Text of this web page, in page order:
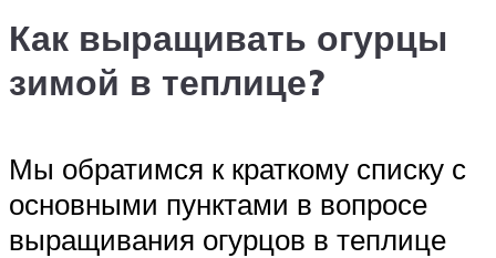
Как выращивать огурцы
зимой в теплице?
Мы обратимся к краткому списку с
основными пунктами в вопросе
выращивания огурцов в теплице